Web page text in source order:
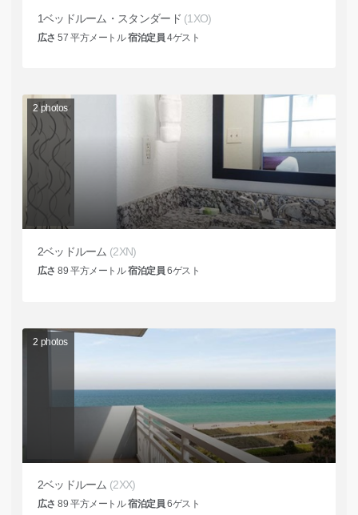
1ベッドルーム・スタンダード (1XO)
広さ 57 平方メートル宿泊定員 4ゲスト
2photos
2ベッドルーム (2XN)
広さ 89 平方メートル宿泊定員 6ゲスト
2 photos
2ベッドルーム (2XX)
広さ 89 平方メートル宿泊定員 6ゲスト